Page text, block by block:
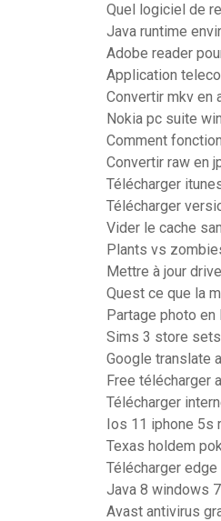
Quel logiciel de
Java runtime
Adobe reader
Application
Convertir mkv en
Nokia pc suite
Comment
Convertir raw en
Télécharger
Télécharger
Vider le cache
Plants vs
Mettre à jour
Quest ce que la
Partage photo
Sims 3 store
Google translate
Free télécharger
Télécharger
Ios 11 iphone 5s
Texas holdem
Télécharger
Java 8 windows
Avast antivirus